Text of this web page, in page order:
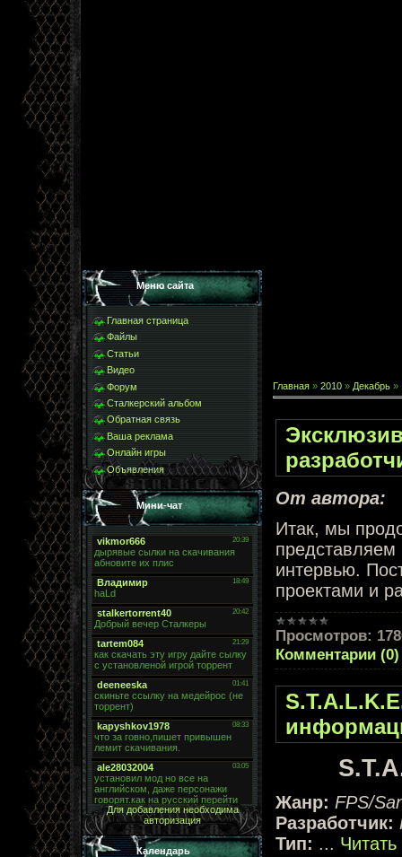
Меню сайта
Главная страница
Файлы
Статьи
Видео
Форум
Сталкерский альбом
Обратная связь
Ваша реклама
Онлайн игры
Объявления
Мини-чат
Для добавления необходима
авторизация
Календарь
Главная » 2010 » Декабрь »
От автора:
Итак, мы
интервью.
проектами и
Просмотров:
Комментарии (0)
Жанр: FPS/
Разработчик:
Тип: ...